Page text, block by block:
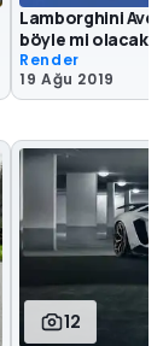
Lamborghini
böyle mi olacak?
Render
19 Ağu 2019
12